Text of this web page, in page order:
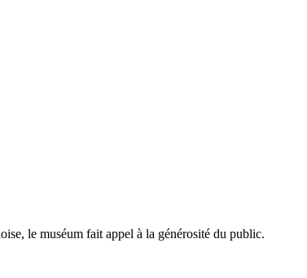
le muséum fait appel à la générosité du public.